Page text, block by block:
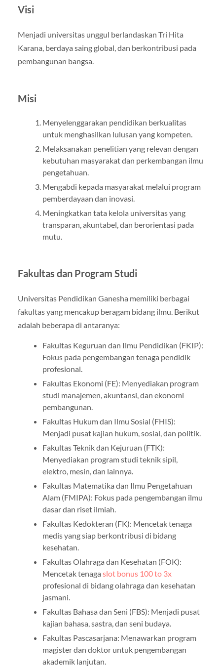
Visi
Menjadi universitas unggul berlandaskan Tri Hita
Karana, berdaya saing global, dan berkontribusi pada
pembangunan bangsa.
Misi
Menyelenggarakan pendidikan berkualitas
untuk menghasilkan lulusan yang kompeten.
Melaksanakan penelitian yang relevan dengan
kebutuhan masyarakat dan perkembangan ilmu
pengetahuan.
Mengabdi kepada masyarakat melalui program
pemberdayaan dan inovasi.
Meningkatkan tata kelola universitas yang
transparan, akuntabel, dan berorientasi pada
mutu.
Fakultas dan Program Studi
Universitas Pendidikan Ganesha memiliki berbagai
fakultas yang mencakup beragam bidang ilmu. Berikut
adalah beberapa di antaranya:
Fakultas Keguruan dan Ilmu Pendidikan (FKIP):
Fokus pada pengembangan tenaga pendidik
profesional.
Fakultas Ekonomi (FE): Menyediakan program
studi manajemen, akuntansi, dan ekonomi
pembangunan.
Fakultas Hukum dan Ilmu Sosial (FHIS):
Menjadi pusat kajian hukum, sosial, dan politik.
Fakultas Teknik dan Kejuruan (FTK):
Menyediakan program studi teknik sipil,
elektro, mesin, dan lainnya.
Fakultas Matematika dan Ilmu Pengetahuan
Alam (FMIPA): Fokus pada pengembangan ilmu
dasar dan riset ilmiah.
Fakultas Kedokteran (FK): Mencetak tenaga
medis yang siap berkontribusi di bidang
kesehatan.
Fakultas Olahraga dan Kesehatan (FOK):
Mencetak tenaga slot bonus 100 to 3x
profesional di bidang olahraga dan kesehatan
jasmani.
Fakultas Bahasa dan Seni (FBS): Menjadi pusat
kajian bahasa, sastra, dan seni budaya.
Fakultas Pascasarjana: Menawarkan program
magister dan doktor untuk pengembangan
akademik lanjutan.